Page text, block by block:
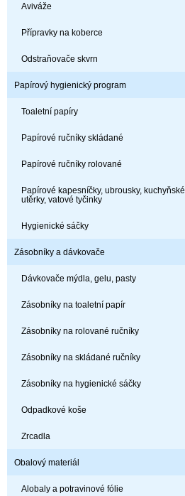
Aviváže
Přípravky na koberce
Odstraňovače skvrn
Papírový hygienický program
Toaletní papíry
Papírové ručníky skládané
Papírové ručníky rolované
Papírové kapesníčky, ubrousky, kuchyňské
utěrky, vatové tyčinky
Hygienické sáčky
Zásobníky a dávkovače
Dávkovače mýdla, gelu, pasty
Zásobníky na toaletní papír
Zásobníky na rolované ručníky
Zásobníky na skládané ručníky
Zásobníky na hygienické sáčky
Odpadkové koše
Zrcadla
Obalový materiál
Alobaly a potravinové fólie